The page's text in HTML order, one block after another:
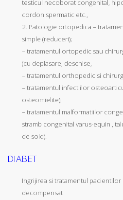
testicul necoborat congenital,
cordon spermatic etc.,
2. Patologie ortopedica –
simple (reduceri);
– tratamentul ortopedic sau
(cu deplasare, deschise,
– tratamentul orthopedic si
– tratamentul infectiilor
osteomielite),
– tratamentul malformatiilor
stramb congenital varus-equin ,
de sold).
DIABET
Ingrijirea si tratamentul
decompensat